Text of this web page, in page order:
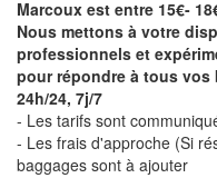
Marcoux est entre 15€-
Nous mettons à votre
professionnels et
pour répondre à tous
24h/24, 7j/7
- Les tarifs sont
- Les frais d'approche (Si
baggages sont à ajouter